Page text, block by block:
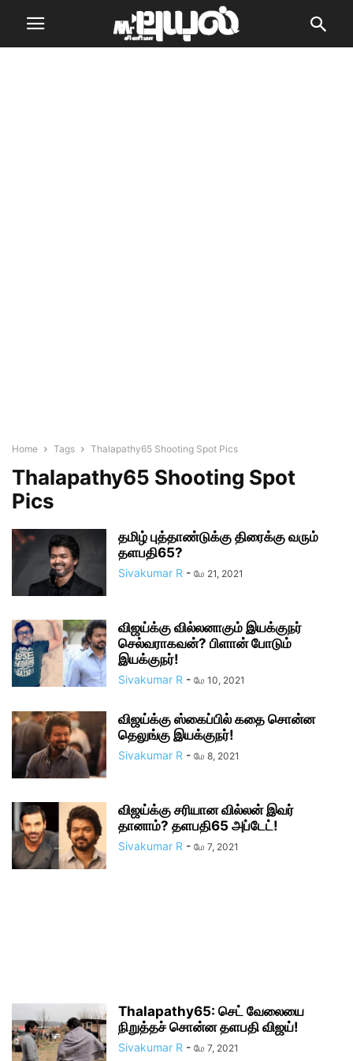
Home Tags Thalapathy65 Shooting Spot Pics
Thalapathy65 Shooting Spot
Pics
தமிழ் புத்தாண்டுக்கு திரைக்கு வரும்
தளபதி65?
Sivakumar R - மே 21, 2021
விஜய்க்கு வில்லனாகும் இயக்குநர்
செல்வராகவன்? பிளான் போடும்
இயக்குநர்!
Sivakumar R - மே 10, 2021
விஜய்க்கு ஸ்கைப்பில் கதை சொன்ன
தெலுங்கு இயக்குநர்!
Sivakumar R - மே 8, 2021
விஜய்க்கு சரியான வில்லன் இவர்
தானாம்? தளபதி65 அப்டேட்!
Sivakumar R - மே 7, 2021
Thalapathy65: செட் வேலையை
நிறுத்தச் சொன்ன தளபதி விஜய்!
Sivakumar R - மே 7, 2021